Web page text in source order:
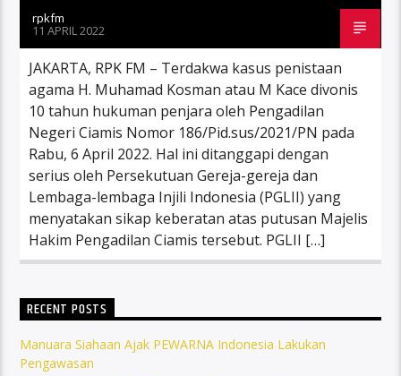
rpkfm
11 APRIL 2022
JAKARTA, RPK FM – Terdakwa kasus penistaan
agama H. Muhamad Kosman atau M Kace divonis
10 tahun hukuman penjara oleh Pengadilan
Negeri Ciamis Nomor 186/Pid.sus/2021/PN pada
Rabu, 6 April 2022. Hal ini ditanggapi dengan
serius oleh Persekutuan Gereja-gereja dan
Lembaga-lembaga Injili Indonesia (PGLII) yang
menyatakan sikap keberatan atas putusan Majelis
Hakim Pengadilan Ciamis tersebut. PGLII […]
RECENT POSTS
Manuara Siahaan Ajak PEWARNA Indonesia Lakukan
Pengawasan